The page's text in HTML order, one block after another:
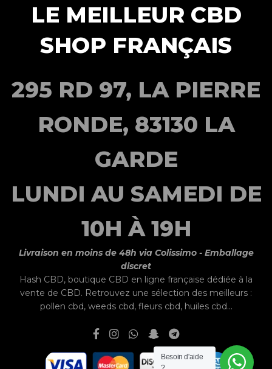
LE MEILLEUR CBD
SHOP FRANÇAIS
295 RD 97, LA PIERRE
RONDE, 83130 LA
GARDE
LUNDI AU SAMEDI DE
10H À 19H
Livraison en moins de 48h via Colissimo - Emballage
discret
Hash CBD, boutique CBD en ligne française dédiée à la
vente de CBD. Retrouvez une sélection des meilleurs :
pollen cbd, weeds cbd, fleurs cbd, huiles cbd...
Besoin d'aide